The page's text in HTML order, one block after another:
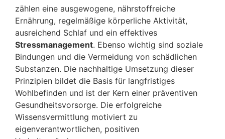
zählen eine ausgewogene, nährstoffreiche
Ernährung, regelmäßige körperliche Aktivität,
ausreichend Schlaf und ein effektives
Stressmanagement. Ebenso wichtig sind soziale
Bindungen und die Vermeidung von schädlichen
Substanzen. Die nachhaltige Umsetzung dieser
Prinzipien bildet die Basis für langfristiges
Wohlbefinden und ist der Kern einer präventiven
Gesundheitsvorsorge. Die erfolgreiche
Wissensvermittlung motiviert zu
eigenverantwortlichen, positiven